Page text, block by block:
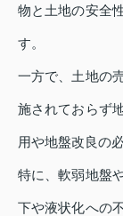
物と土地の安全
す。
一方で、土地の
施されておらず
用や地盤改良の
特に、軟弱地盤
下や液状化への